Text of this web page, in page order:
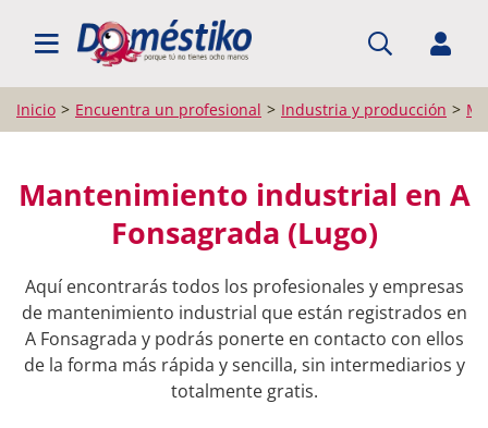
BUSCAR PROFESIONALES
Inicio Encuentra un profesional Industria y producción
Mantenimiento industrial en A
Fonsagrada (Lugo)
Aquí encontrarás todos los profesionales y empresas
de mantenimiento industrial que están registrados en
A Fonsagrada y podrás ponerte en contacto con ellos
de la forma más rápida y sencilla, sin intermediarios y
totalmente gratis.